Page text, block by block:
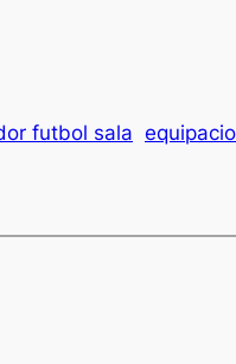
futbol sala